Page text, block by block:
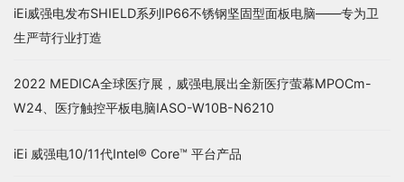
iEi威强电发布SHIELD系列IP66不锈钢坚固型面板电脑——专为卫
生严苛行业打造
2022 MEDICA全球医疗展，威强电展出全新医疗萤幕MPOCm-
W24、医疗触控平板电脑IASO-W10B-N6210
iEi 威强电10/11代Intel® Core™ 平台产品